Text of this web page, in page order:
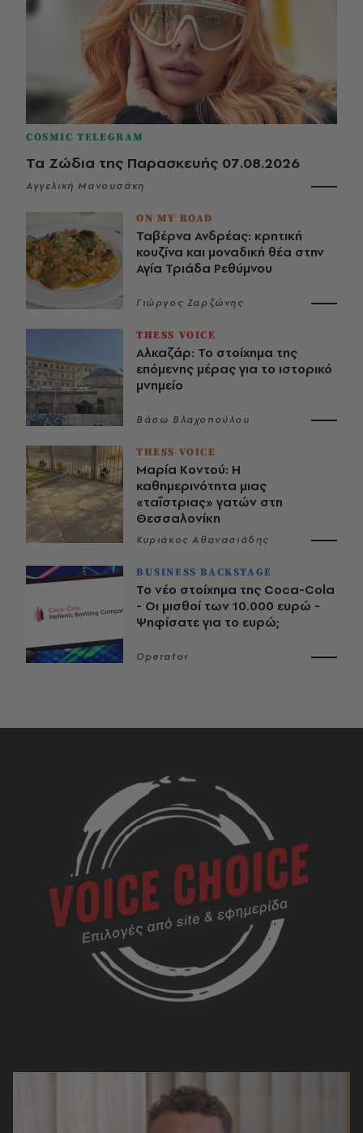
COSMIC TELEGRAM
Τα Ζώδια της Παρασκευής 07.08.2026
Αγγελική Μανουσάκη
ON MY ROAD
Ταβέρνα Ανδρέας: κρητική
κουζίνα και μοναδική θέα στην
Αγία Τριάδα Ρεθύμνου
Γιώργος Ζαρζώνης
THESS VOICE
Αλκαζάρ: Το στοίχημα της
επόμενης μέρας για το ιστορικό
μνημείο
Βάσω Βλαχοπούλου
THESS VOICE
Μαρία Κοντού: Η
καθημερινότητα μιας
«ταΐστριας» γατών στη
Θεσσαλονίκη
Κυριάκος Αθανασιάδης
BUSINESS BACKSTAGE
Το νέο στοίχημα της Coca-Cola
- Οι μισθοί των 10.000 ευρώ -
Ψηφίσατε για το ευρώ;
Operator